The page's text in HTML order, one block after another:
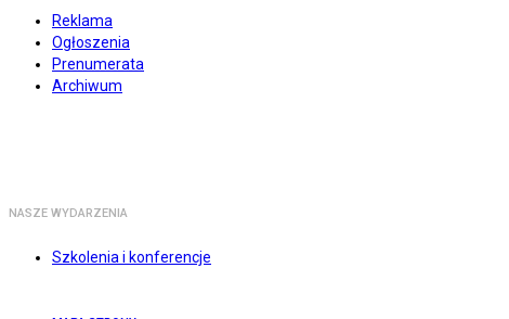
Reklama
Ogłoszenia
Prenumerata
Archiwum
NASZE WYDARZENIA
Szkolenia i konferencje